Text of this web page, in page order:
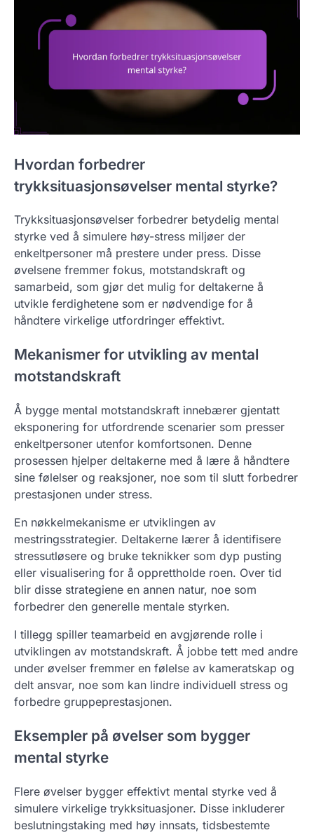
Hvordan forbedrer
trykksituasjonsøvelser mental styrke?
Trykksituasjonsøvelser forbedrer betydelig mental
styrke ved å simulere høy-stress miljøer der
enkeltpersoner må prestere under press. Disse
øvelsene fremmer fokus, motstandskraft og
samarbeid, som gjør det mulig for deltakerne å
utvikle ferdighetene som er nødvendige for å
håndtere virkelige utfordringer effektivt.
Mekanismer for utvikling av mental
motstandskraft
Å bygge mental motstandskraft innebærer gjentatt
eksponering for utfordrende scenarier som presser
enkeltpersoner utenfor komfortsonen. Denne
prosessen hjelper deltakerne med å lære å håndtere
sine følelser og reaksjoner, noe som til slutt forbedrer
prestasjonen under stress.
En nøkkelmekanisme er utviklingen av
mestringsstrategier. Deltakerne lærer å identifisere
stressutløsere og bruke teknikker som dyp pusting
eller visualisering for å opprettholde roen. Over tid
blir disse strategiene en annen natur, noe som
forbedrer den generelle mentale styrken.
I tillegg spiller teamarbeid en avgjørende rolle i
utviklingen av motstandskraft. Å jobbe tett med andre
under øvelser fremmer en følelse av kameratskap og
delt ansvar, noe som kan lindre individuell stress og
forbedre gruppeprestasjonen.
Eksempler på øvelser som bygger
mental styrke
Flere øvelser bygger effektivt mental styrke ved å
simulere virkelige trykksituasjoner. Disse inkluderer
beslutningstaking med høy innsats, tidsbestemte